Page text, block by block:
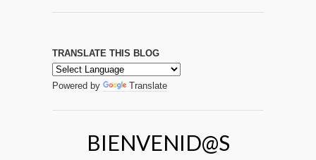
TRANSLATE THIS BLOG
Powered by Translate
BIENVENID@S